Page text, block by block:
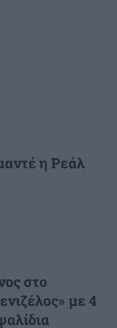
η Ρεάλ
στο
με 4